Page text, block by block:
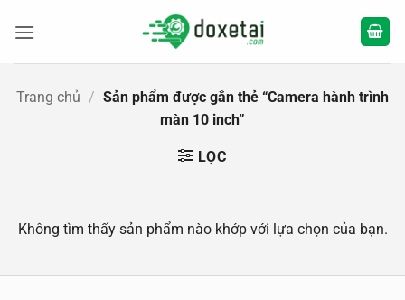
qua
Trang chủ / Sản phẩm được gắn thẻ “Camera hành trình
màn 10 inch”
LỌC
Không tìm thấy sản phẩm nào khớp với lựa chọn của bạn.